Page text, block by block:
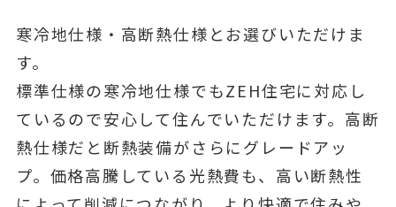
寒冷地仕様・高断熱仕様とお選びいただけま
す。
標準仕様の寒冷地仕様でもZEH住宅に対応し
ているので安心して住んでいただけます。高断
熱仕様だと断熱装備がさらにグレードアッ
プ。価格高騰している光熱費も、高い断熱性